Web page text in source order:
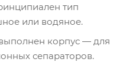
тип
или водяное.
корпус — для
сепараторов.